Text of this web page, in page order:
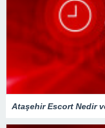
Ataşehir Escort Nedir